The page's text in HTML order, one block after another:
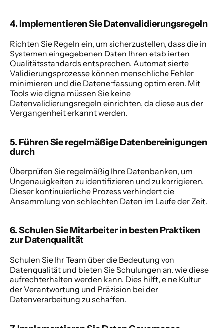
4. Implementieren Sie Datenvalidierungsregeln
Richten Sie Regeln ein, um sicherzustellen, dass die in
Systemen eingegebenen Daten Ihren etablierten
Qualitätsstandards entsprechen. Automatisierte
Validierungsprozesse können menschliche Fehler
minimieren und die Datenerfassung optimieren. Mit
Tools wie digna müssen Sie keine
Datenvalidierungsregeln einrichten, da diese aus der
Vergangenheit erkannt werden.
5. Führen Sie regelmäßige Datenbereinigungen
durch
Überprüfen Sie regelmäßig Ihre Datenbanken, um
Ungenauigkeiten zu identifizieren und zu korrigieren.
Dieser kontinuierliche Prozess verhindert die
Ansammlung von schlechten Daten im Laufe der Zeit.
6. Schulen Sie Mitarbeiter in besten Praktiken
zur Datenqualität
Schulen Sie Ihr Team über die Bedeutung von
Datenqualität und bieten Sie Schulungen an, wie diese
aufrechterhalten werden kann. Dies hilft, eine Kultur
der Verantwortung und Präzision bei der
Datenverarbeitung zu schaffen.